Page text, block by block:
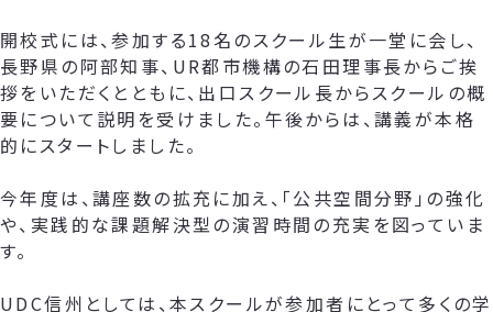
開校式には、参加する18名のスクール生が一堂に会し、
長野県の阿部知事、UR都市機構の石田理事長からご挨
拶をいただくとともに、出口スクール長からスクールの概
要について説明を受けました。午後からは、講義が本格
的にスタートしました。
今年度は、講座数の拡充に加え、「公共空間分野」の強化
や、実践的な課題解決型の演習時間の充実を図っていま
す。
UDC信州としては、本スクールが参加者にとって多くの学